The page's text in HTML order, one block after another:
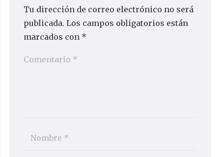
Tu dirección de correo electrónico no será
publicada. Los campos obligatorios están
marcados con *